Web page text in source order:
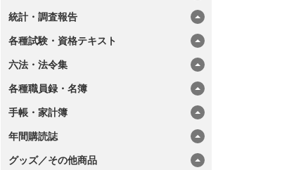
統計・調査報告
各種試験・資格テキスト
六法・法令集
各種職員録・名簿
手帳・家計簿
年間購読誌
グッズ／その他商品